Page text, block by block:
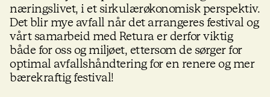
næringslivet, i et sirkulærøkonomisk perspektiv.
Det blir mye avfall når det arrangeres festival og
vårt samarbeid med Retura er derfor viktig
både for oss og miljøet, ettersom de sørger for
optimal avfallshåndtering for en renere og mer
bærekraftig festival!